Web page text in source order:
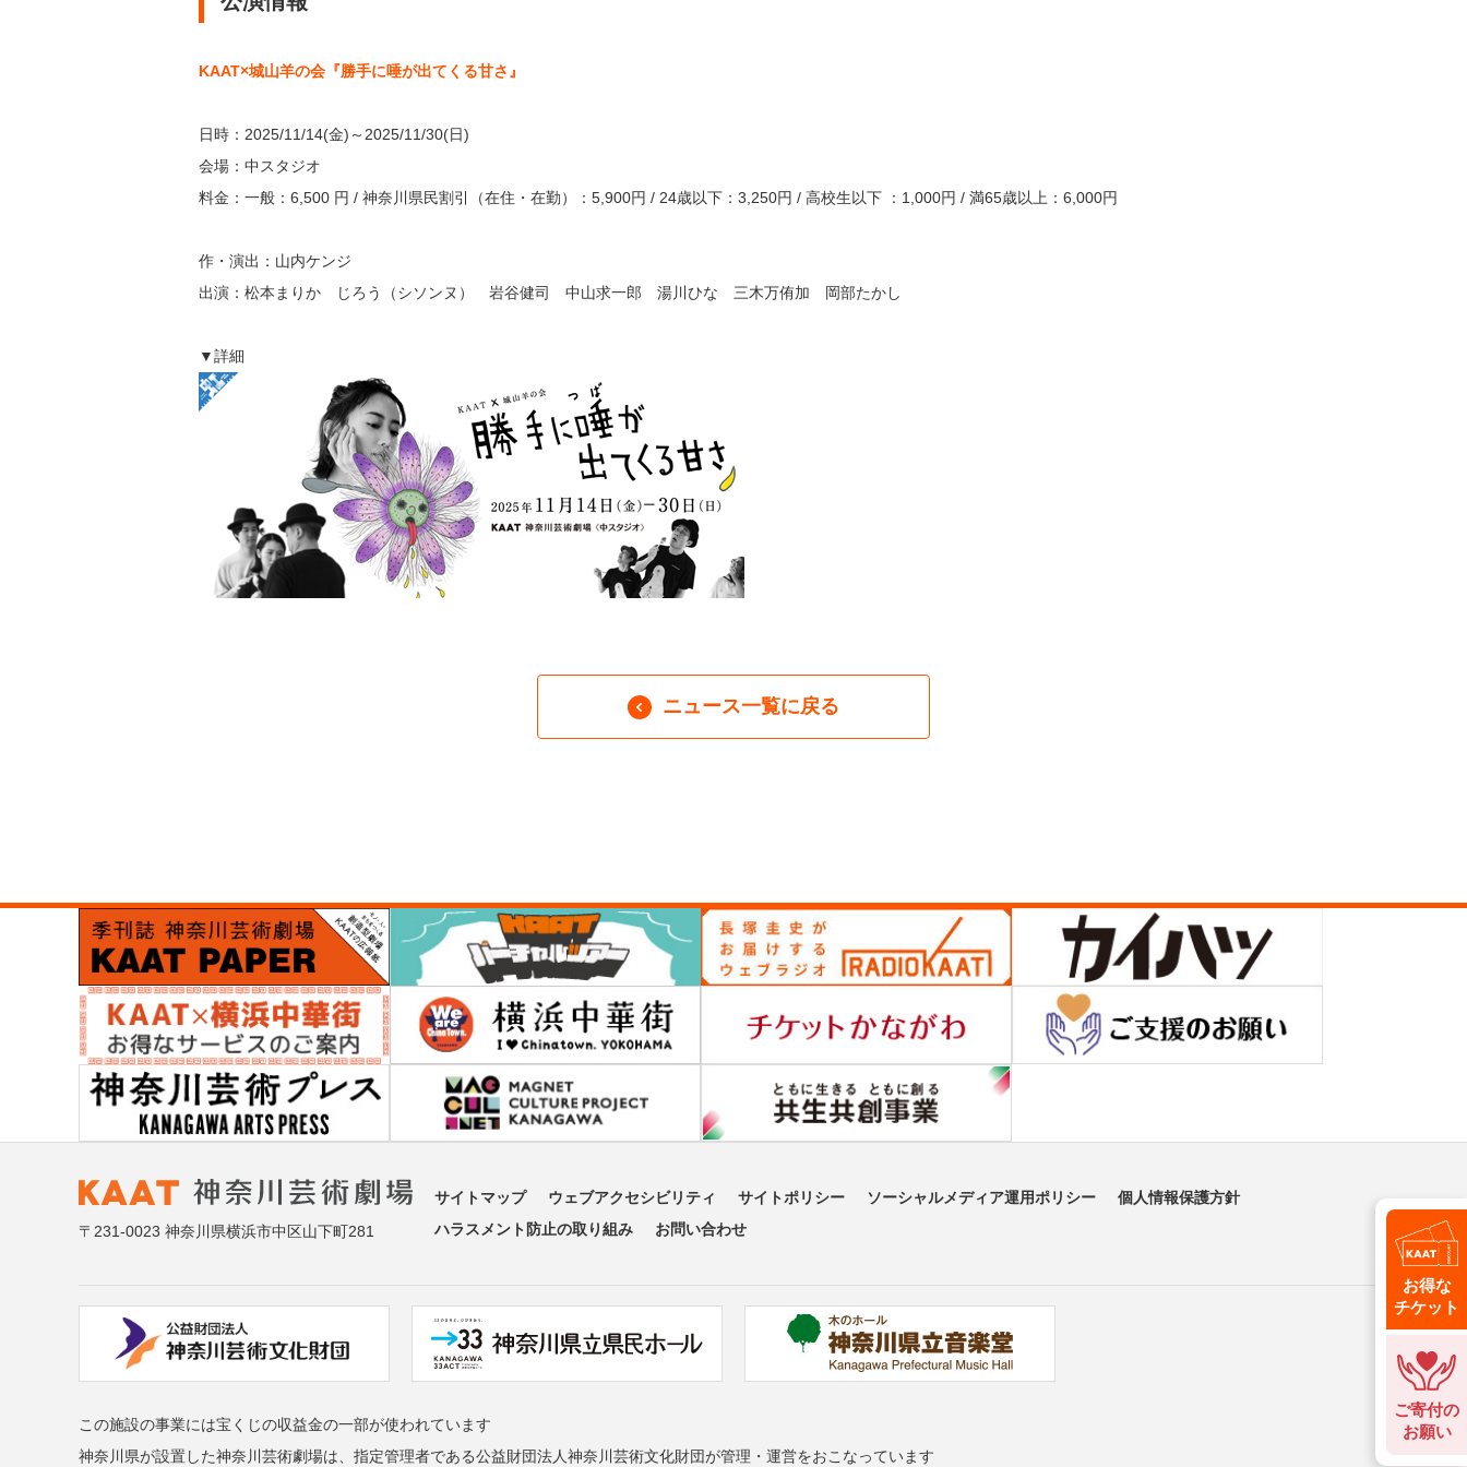
KAAT×城山羊の会『勝手に唾が出てくる甘さ』
日時：2025/11/14(金)～2025/11/30(日)
会場：中スタジオ
料金：一般：6,500 円 / 神奈川県民割引（在住・在勤）：5,900円 / 24歳以下：3,250円 / 高校生以下 ：1,000円 / 満65歳以上：6,000円
作・演出：山内ケンジ
出演：松本まりか じろう（シソンヌ） 岩谷健司 中山求一郎 湯川ひな 三木万侑加 岡部たかし
▼詳細
ニュース一覧に戻る
お得な
チケット
ご寄付の
お願い
〒231-0023 神奈川県横浜市中区山下町281
サイトマップ ウェブアクセシビリティ サイトポリシー ソーシャルメディア運用ポリシー
個人情報保護方針
ハラスメント防止の取り組み
お問い合わせ
この施設の事業には宝くじの収益金の一部が使われています
神奈川県が設置した神奈川芸術劇場は、指定管理者である公益財団法人神奈川芸術文化財団が管理・運営をおこなっています